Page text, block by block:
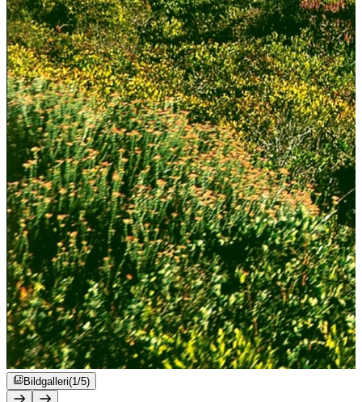
Bildgalleri(1/5)